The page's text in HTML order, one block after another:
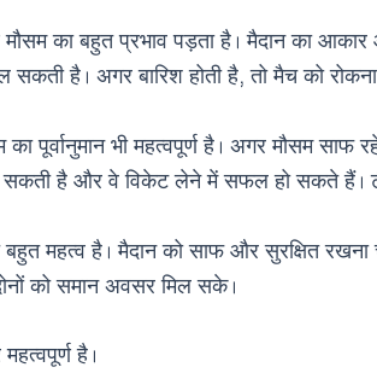
का बहुत प्रभाव पड़ता है। मैदान का आकार
सकती है। अगर बारिश होती है, तो मैच को
पूर्वानुमान भी महत्वपूर्ण है। अगर मौसम
सकती है और वे विकेट लेने में सफल हो सकते हैं।
महत्व है। मैदान को साफ और सुरक्षित रखना
को समान अवसर मिल सके।
है।